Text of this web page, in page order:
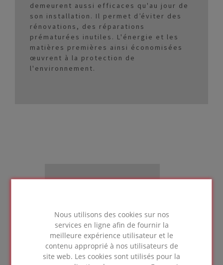
Nous utilisons des cookies sur nos
services en ligne afin de fournir la
meilleure expérience utilisateur et le
contenu approprié à nos utilisateurs de
site web. Les cookies sont utilisés pour la
demeurent aussi efficaces qu'au jour de
son installation. Il permet d’éviter des
rénovations, des réparations
prématurées inutiles. L'énergie et les
matières premières ainsi économisées
œuvrent à la protection de
l'environnement.
L’isolation en verre cellulaire FOAMGLAS® ne